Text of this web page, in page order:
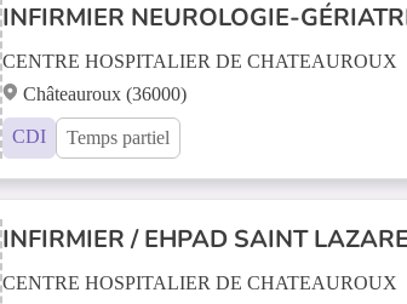
INFIRMIER NEUROLOGIE-
CENTRE HOSPITALIER DE CHATEAUROUX
Châteauroux (36000)
CDI Temps partiel
INFIRMIER / EHPAD SAINT
CENTRE HOSPITALIER DE CHATEAUROUX